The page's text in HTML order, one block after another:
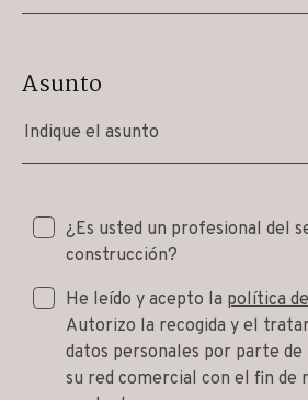
Asunto
Indique el asunto
¿Es usted un profesional del
construcción?
He leído y acepto la política
Autorizo la recogida y el
datos personales por parte de
su red comercial con el fin de